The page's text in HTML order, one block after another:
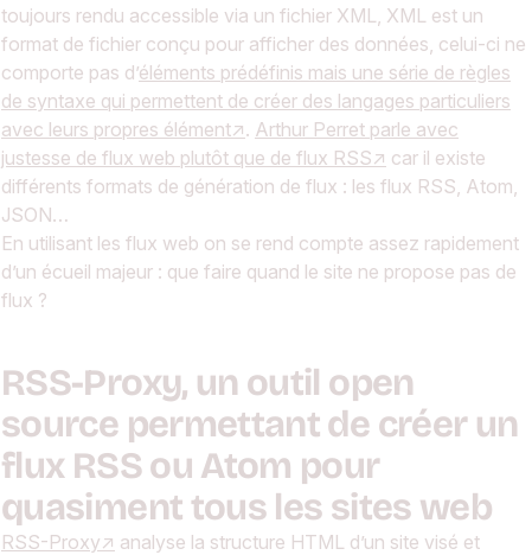
toujours rendu accessible via un fichier XML, XML est un
format de fichier conçu pour afficher des données, celui-ci ne
comporte pas d’éléments prédéfinis mais une série de règles
de syntaxe qui permettent de créer des langages particuliers
avec leurs propres élément
. Arthur Perret parle avec
justesse de flux web plutôt que de flux RSS
car il existe
différents formats de génération de flux : les flux RSS, Atom,
JSON…
En utilisant les flux web on se rend compte assez rapidement
d’un écueil majeur : que faire quand le site ne propose pas de
flux ?
RSS-Proxy, un outil open
source permettant de créer un
flux RSS ou Atom pour
quasiment tous les sites web
RSS-Proxy
analyse la structure HTML d’un site visé et